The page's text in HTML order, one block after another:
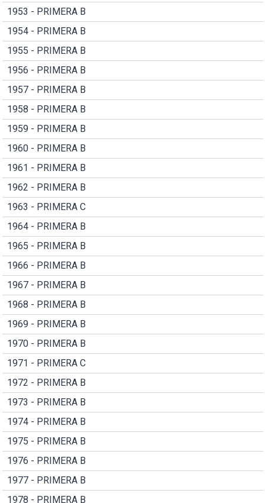
1953 - PRIMERA B
1954 - PRIMERA B
1955 - PRIMERA B
1956 - PRIMERA B
1957 - PRIMERA B
1958 - PRIMERA B
1959 - PRIMERA B
1960 - PRIMERA B
1961 - PRIMERA B
1962 - PRIMERA B
1963 - PRIMERA C
1964 - PRIMERA B
1965 - PRIMERA B
1966 - PRIMERA B
1967 - PRIMERA B
1968 - PRIMERA B
1969 - PRIMERA B
1970 - PRIMERA B
1971 - PRIMERA C
1972 - PRIMERA B
1973 - PRIMERA B
1974 - PRIMERA B
1975 - PRIMERA B
1976 - PRIMERA B
1977 - PRIMERA B
1978 - PRIMERA B